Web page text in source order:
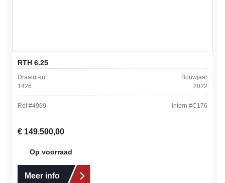
RTH 6.25
Draaiuren
1426
Bouwjaar
2022
Ref #4969 Intern #C176
Normale prijs:
€ 149.500,00
Op voorraad
Meer info